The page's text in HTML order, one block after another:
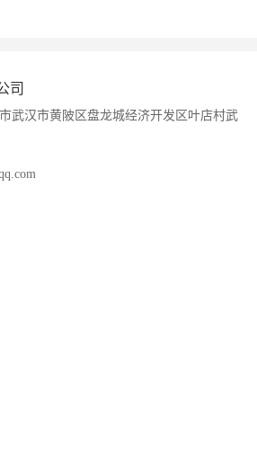
司
武汉市黄陂区盘龙城经济开发区叶店村武